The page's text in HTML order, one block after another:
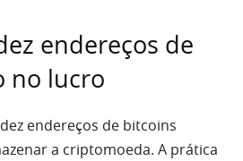
endereços de
no lucro
endereços de bitcoins
a criptomoeda. A prática